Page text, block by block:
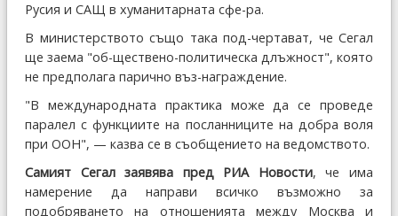
Русия и САЩ в хуманитарната сфе-ра.
В министерството също така под-чертават, че Сегал
ще заема "об-ществено-политическа длъжност", която
не предполага парично въз-награждение.
"В международната практика може да се проведе
паралел с функциите на посланниците на добра воля
при ООН", — казва се в съобщението на ведомството.
Самият Сегал заявява пред РИА Новости, че има
намерение да направи всичко възможно за
подобряването на отношенията между Москва и